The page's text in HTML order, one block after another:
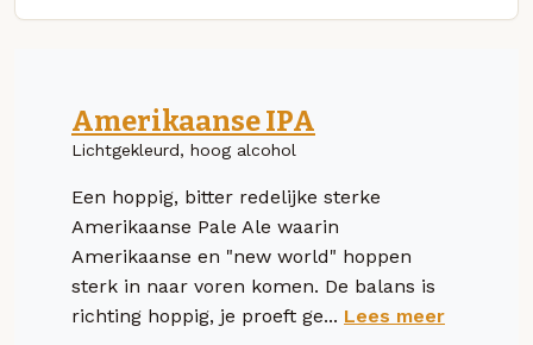
Amerikaanse IPA
Lichtgekleurd, hoog alcohol
Een hoppig, bitter redelijke sterke
Amerikaanse Pale Ale waarin
Amerikaanse en "new world" hoppen
sterk in naar voren komen. De balans is
richting hoppig, je proeft ge... Lees meer